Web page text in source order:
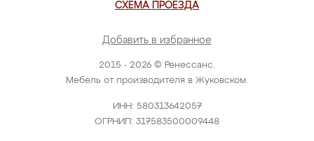
2015 - 2026 © Ренессанс.
Мебель от производителя в Жуковском.
ИНН: 580313642057
ОГРНИП: 317583500009448
СХЕМА ПРОЕЗДА
Добавить в избранное